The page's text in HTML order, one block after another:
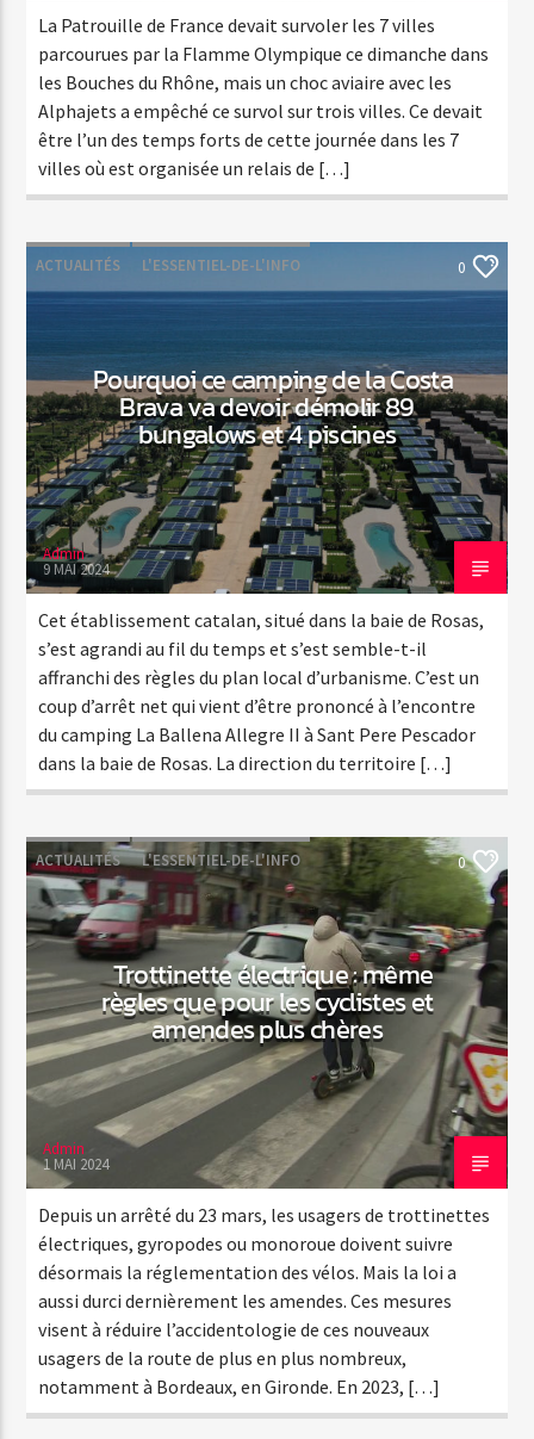
La Patrouille de France devait survoler les 7 villes
parcourues par la Flamme Olympique ce dimanche dans
les Bouches du Rhône, mais un choc aviaire avec les
Alphajets a empêché ce survol sur trois villes. Ce devait
être l’un des temps forts de cette journée dans les 7
villes où est organisée un relais de […]
ACTUALITÉS L'ESSENTIEL-DE-L'INFO 0
Pourquoi ce camping de la Costa
Brava va devoir démolir 89
bungalows et 4 piscines
Admin
9 MAI 2024
Cet établissement catalan, situé dans la baie de Rosas,
s’est agrandi au fil du temps et s’est semble-t-il
affranchi des règles du plan local d’urbanisme. C’est un
coup d’arrêt net qui vient d’être prononcé à l’encontre
du camping La Ballena Allegre II à Sant Pere Pescador
dans la baie de Rosas. La direction du territoire […]
ACTUALITÉS L'ESSENTIEL-DE-L'INFO 0
Trottinette électrique : même
règles que pour les cyclistes et
amendes plus chères
Admin
1 MAI 2024
Depuis un arrêté du 23 mars, les usagers de trottinettes
électriques, gyropodes ou monoroue doivent suivre
désormais la réglementation des vélos. Mais la loi a
aussi durci dernièrement les amendes. Ces mesures
visent à réduire l’accidentologie de ces nouveaux
usagers de la route de plus en plus nombreux,
notamment à Bordeaux, en Gironde. En 2023, […]